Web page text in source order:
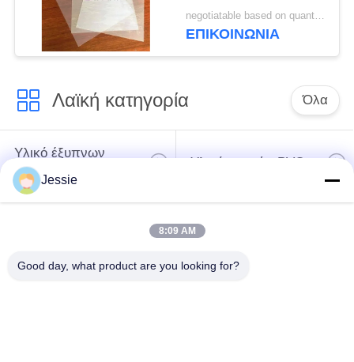
εκτύπωση καρτών για
εκτυπωτή HP Indigo
negotiatable based on quantity MOQ:10000 φύλλα
ΕΠΙΚΟΙΝΩΝΙΑ
Λαϊκή κατηγορία Όλα
Υλικό έξυπνων
καρτών
Υλικό καρτών PVC
εκτύπωσης
Jessie
8:09 AM
Good day, what product are you looking for?